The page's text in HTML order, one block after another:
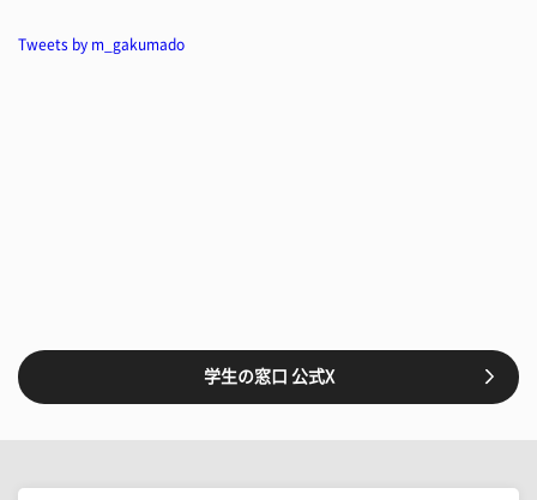
Tweets by m_gakumado
学生の窓口 公式X